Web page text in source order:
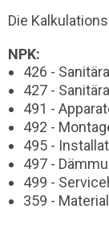
Die
NPK:
426 -
427 -
491 -
492 -
495 -
497 -
499 -
359 -